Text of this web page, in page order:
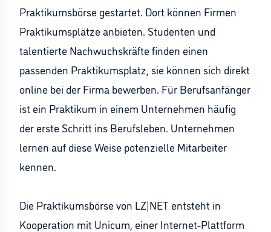
Praktikumsbörse gestartet. Dort können Firmen
Praktikumsplätze anbieten. Studenten und
talentierte Nachwuchskräfte finden einen
passenden Praktikumsplatz, sie können sich direkt
online bei der Firma bewerben. Für Berufsanfänger
ist ein Praktikum in einem Unternehmen häufig
der erste Schritt ins Berufsleben. Unternehmen
lernen auf diese Weise potenzielle Mitarbeiter
kennen.
Die Praktikumsbörse von LZ|NET entsteht in
Kooperation mit Unicum, einer Internet-Plattform